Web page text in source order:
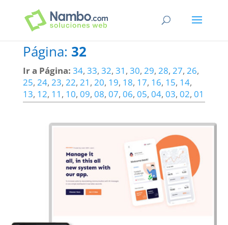
Página: 32
Ir a Página: 34, 33, 32, 31 , 30, 29, 28, 27, 26,
25, 24, 23, 22, 21 , 20, 19, 18, 17, 16, 15, 14,
13, 12, 11 , 10, 09, 08, 07, 06, 05, 04, 03, 02, 01